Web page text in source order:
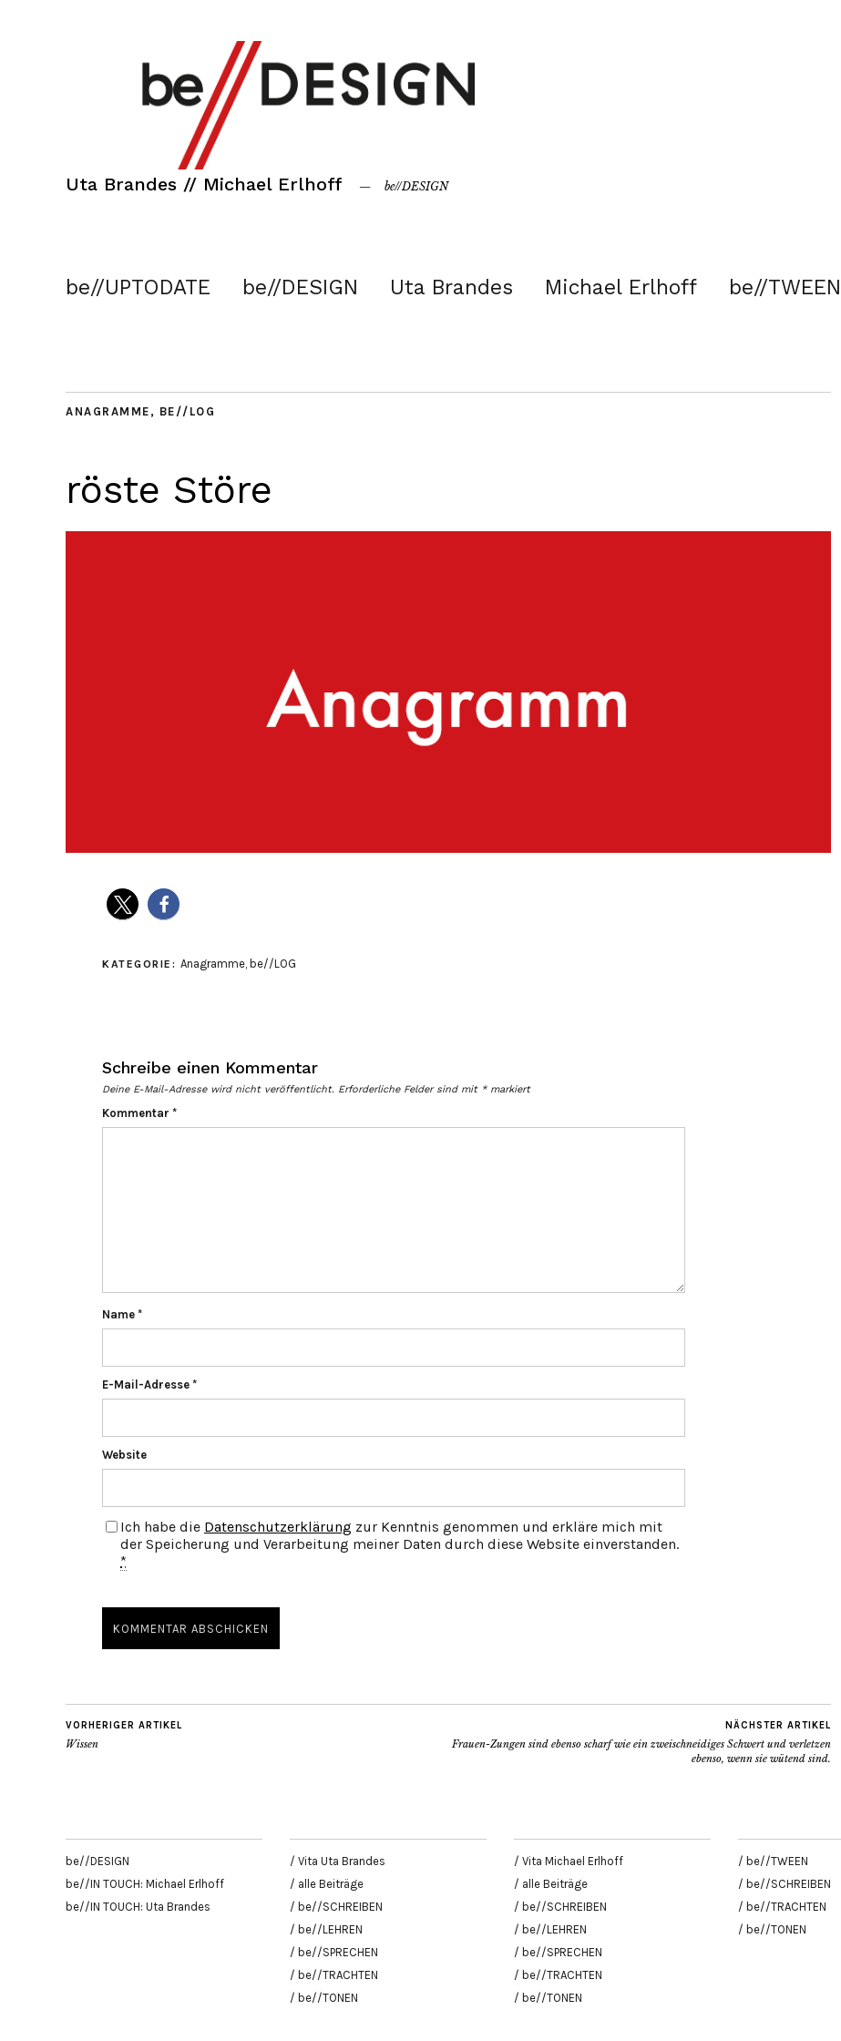
Uta Brandes // Michael Erlhoff be//DESIGN
be//UPTODATE be//DESIGN Uta Brandes Michael Erlhoff be//TWEEN
ANAGRAMME , BE//LOG
röste Störe
KATEGORIE: Anagramme, be//LOG
Schreibe einen Kommentar
Deine E-Mail-Adresse wird nicht veröffentlicht. Erforderliche Felder sind mit *markiert
Kommentar *
Name *
E-Mail-Adresse *
Website
Ich habe die Datenschutzerklärung zur Kenntnis genommen und erkläre mich mit
der Speicherung und Verarbeitung meiner Daten durch diese Website einverstanden.
*
VORHERIGER ARTIKEL
Wissen
NÄCHSTER ARTIKEL
Frauen-Zungen sind ebenso scharf wie ein zweischneidiges Schwert und verletzen
ebenso, wenn sie wütend sind.
be//DESIGN
be//IN TOUCH: Michael Erlhoff
be//IN TOUCH: Uta Brandes
/ Vita Uta Brandes
/ alle Beiträge
/ be//SCHREIBEN
/ be//LEHREN
/ be//SPRECHEN
/ be//TRACHTEN
/ be//TONEN
/ Vita Michael Erlhoff
/ alle Beiträge
/ be//SCHREIBEN
/ be//LEHREN
/ be//SPRECHEN
/ be//TRACHTEN
/ be//TONEN
/ be//TWEEN
/ be//SCHREIBEN
/ be//TRACHTEN
/ be//TONEN